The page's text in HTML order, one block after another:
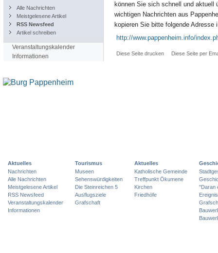
Alle Nachrichten
Meistgelesene Artikel
RSS Newsfeed
Artikel schreiben
Veranstaltungskalender
Informationen
können Sie sich schnell und aktuell
wichtigen Nachrichten aus
kopieren Sie bitte folgende Adresse
http://www.pappenheim.info/
Diese Seite drucken Diese Seite per
Aktuelles
Nachrichten
Alle Nachrichten
Meistgelesene Artikel
RSS Newsfeed
Veranstaltungskalender
Informationen
Tourismus
Museen
Sehenswürdigkeiten
Die Steinreichen 5
Ausflugsziele
Grafschaft
Aktuelles
Katholische Gemeinde
Treffpunkt Ökumene
Kirchen
Friedhöfe
"Daran